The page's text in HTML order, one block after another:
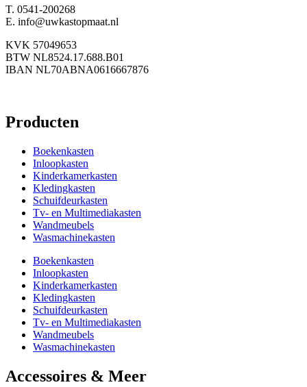
T. 0541-200268
E. info@uwkastopmaat.nl
KVK 57049653
BTW NL8524.17.688.B01
IBAN NL70ABNA0616667876
Producten
Boekenkasten
Inloopkasten
Kinderkamerkasten
Kledingkasten
Schuifdeurkasten
Tv- en Multimediakasten
Wandmeubels
Wasmachinekasten
Boekenkasten
Inloopkasten
Kinderkamerkasten
Kledingkasten
Schuifdeurkasten
Tv- en Multimediakasten
Wandmeubels
Wasmachinekasten
Accessoires & Meer